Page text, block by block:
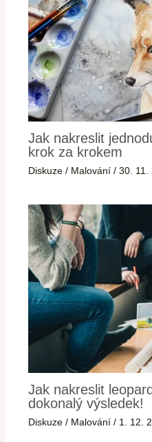
Jak nakreslit
krok za krokem
Diskuze / Malování /30. 11.
Jak nakreslit
dokonalý výsledek!
Diskuze / Malování / 1. 12.